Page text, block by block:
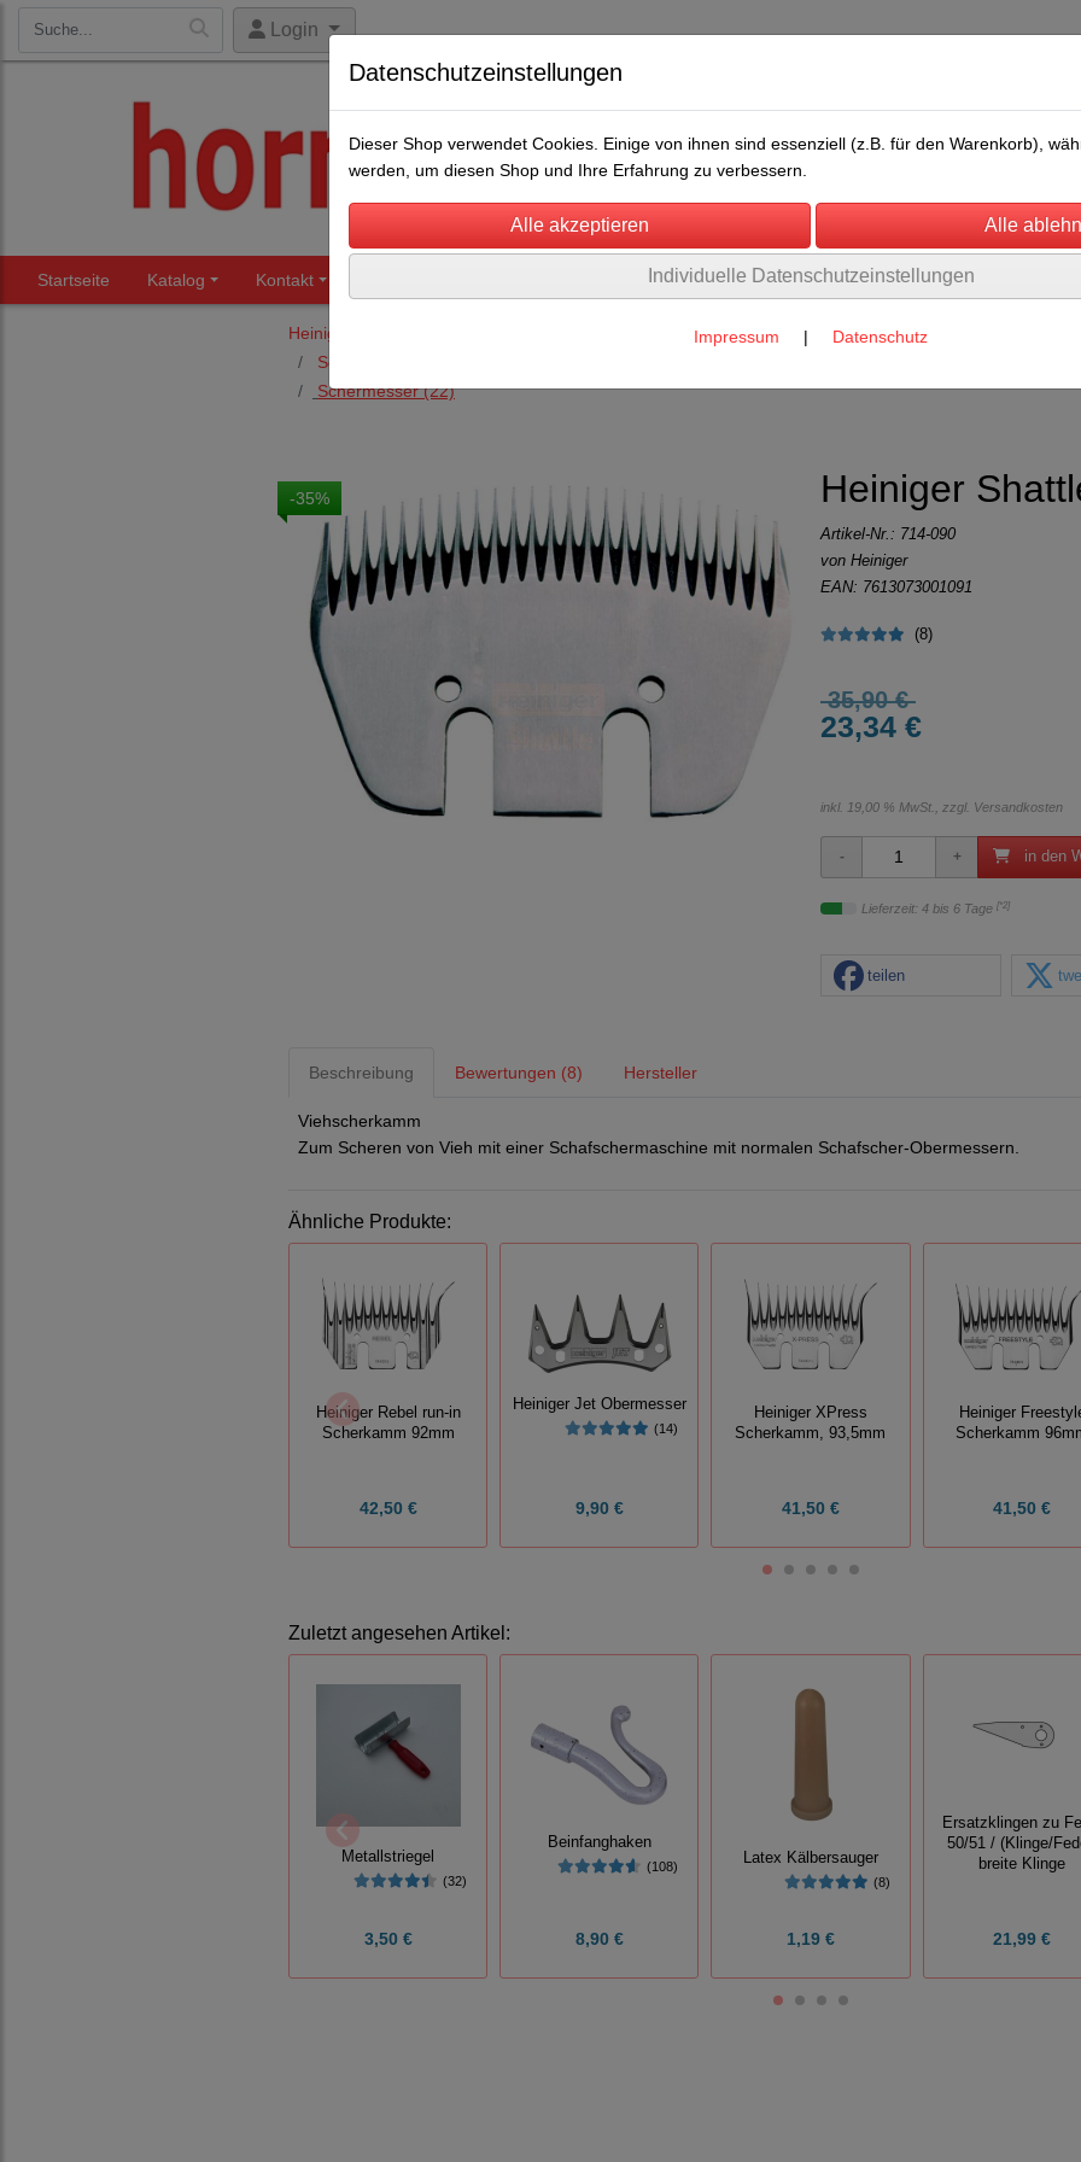
Login
Startseite Katalog Kontakt Über uns Umwelt Rechtliches
Heiniger Schermaschinen und Schermesser
Schermaschinen Schafe, Ziegen u. Kameliden
Schermesser(22)
-35% Heiniger
Artikel-Nr.: 714-090
von Heiniger
EAN: 7613073001091
(8)
35,90 €
23,34 €
inkl. 19,00 % MwSt., zzgl. Versandkosten
in den
Lieferzeit: 4 bis 6 Tage [*2]
teilen
Beschreibung Bewertungen (8) Hersteller
Viehscherkamm
Zum Scheren von Vieh mit einer Schafschermaschine mit normalen Schafscher-Obermessern.
Ähnliche Produkte:
Heiniger Rebel run-in
Scherkamm 92mm
42,50 €
Heiniger Jet Obermesser
(14)
9,90 €
Heiniger XPress
Scherkamm, 93,5mm
41,50 €
Heiniger
Scherkamm
41,50 €
Zuletzt angesehen Artikel:
Metallstriegel
(32)
3,50 €
Beinfanghaken
(108)
8,90 €
Latex Kälbersauger
(8)
1,19 €
Ersatzklingen zu
50/51 / (Klinge/
breite Klinge
21,99 €
Datenschutzeinstellungen
Dieser Shop verwendet Cookies. Einige von ihnen sind essenziell (z.B. für den Warenkorb),
werden, um diesen Shop und Ihre Erfahrung zu verbessern.
Individuelle Datenschutzeinstellungen
Impressum | Datenschutz